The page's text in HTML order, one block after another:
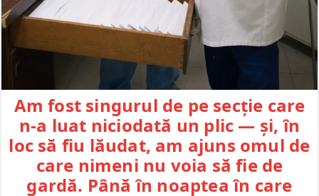
Am fost singurul de pe secție care
n-a luat niciodată un plic — și, în
loc să fiu lăudat, am ajuns omul de
care nimeni nu voia să fie de
gardă. Până în noaptea în care